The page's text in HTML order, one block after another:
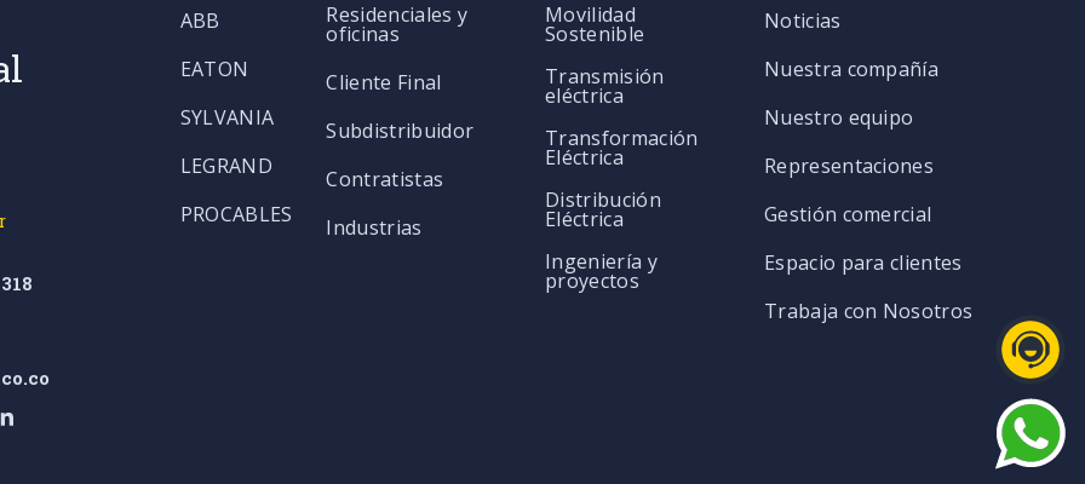
ABB
EATON
SYLVANIA
LEGRAND
PROCABLES
Residenciales y
oficinas
Cliente Final
Subdistribuidor
Contratistas
Industrias
Movilidad
Sostenible
Transmisión
eléctrica
Transformación
Eléctrica
Distribución
Eléctrica
Ingeniería y
proyectos
Noticias
Nuestra compañía
Nuestro equipo
Representaciones
Gestión comercial
Espacio para clientes
Trabaja con Nosotros